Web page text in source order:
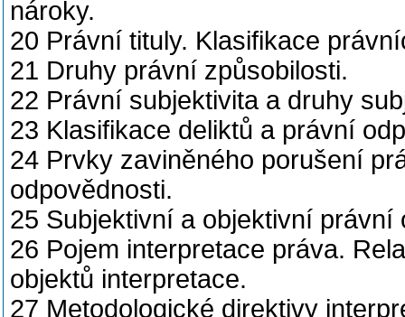
nároky.
20 Právní tituly. Klasifikace
21 Druhy právní způsobilosti.
22 Právní subjektivita a druhy
23 Klasifikace deliktů a právní
24 Prvky zaviněného porušení
odpovědnosti.
25 Subjektivní a objektivní právní
26 Pojem interpretace práva.
objektů interpretace.
27 Metodologické direktivy